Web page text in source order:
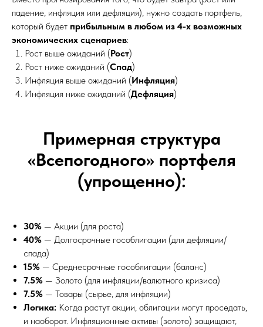
падение, инфляция или дефляция), нужно создать портфель,
который будет прибыльным в любом из 4-х возможных
экономических сценариев:
Рост выше ожиданий (Рост)
Рост ниже ожиданий (Спад)
Инфляция выше ожиданий (Инфляция)
Инфляция ниже ожиданий (Дефляция)
Примерная структура
«Всепогодного» портфеля
(упрощенно):
30% — Акции (для роста)
40% — Долгосрочные гособлигации (для дефляции/
спада)
15% — Среднесрочные гособлигации (баланс)
7.5% — Золото (для инфляции/валютного кризиса)
7.5% — Товары (сырье, для инфляции)
Логика: Когда растут акции, облигации могут проседать,
и наоборот. Инфляционные активы (золото) защищают,